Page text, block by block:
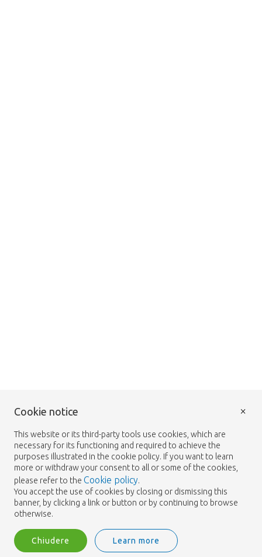
Cookie notice
This website or its third-party tools use cookies, which are
necessary for its functioning and required to achieve the
purposes illustrated in the cookie policy. If you want to learn
more or withdraw your consent to all or some of the cookies,
please refer to the Cookie policy.
You accept the use of cookies by closing or dismissing this
banner, by clicking a link or button or by continuing to browse
otherwise.
Chiudere Learn more
×